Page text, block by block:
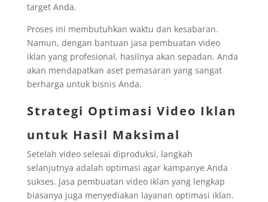
target Anda.
Proses ini membutuhkan waktu dan kesabaran.
Namun, dengan bantuan jasa pembuatan video
iklan yang profesional, hasilnya akan sepadan. Anda
akan mendapatkan aset pemasaran yang sangat
berharga untuk bisnis Anda.
Strategi Optimasi Video Iklan
untuk Hasil Maksimal
Setelah video selesai diproduksi, langkah
selanjutnya adalah optimasi agar kampanye Anda
sukses. Jasa pembuatan video iklan yang lengkap
biasanya juga menyediakan layanan optimasi iklan.